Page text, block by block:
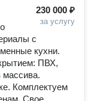
230 000 ₽
за услугу
с
кухни.
ПВХ,
Комплектуем
Свое